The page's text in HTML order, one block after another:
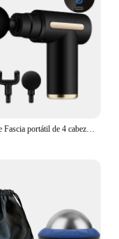
Pistola de Fascia portátil de 4 cabezales, masaje de tejido profundo, Mini equipo de masaje ligero de velocidad ajustable para todo el cuerpo